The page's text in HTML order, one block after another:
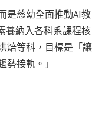
是慈幼全面推動AI教
養納入各科系課程核
焙等科，目標是「讓
接軌。」